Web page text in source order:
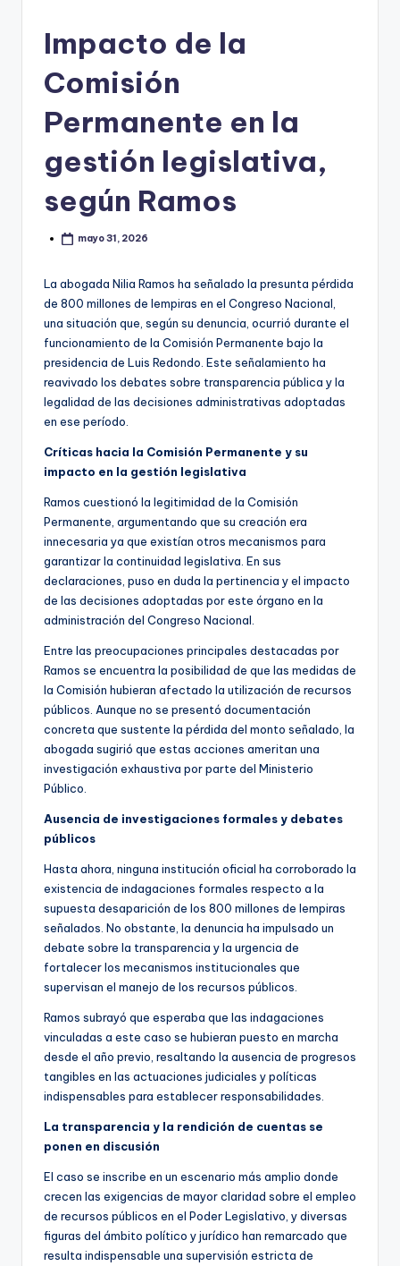
Impacto de la
Comisión
Permanente en la
gestión legislativa,
según Ramos
mayo 31, 2026
La abogada Nilia Ramos ha señalado la presunta pérdida
de 800 millones de lempiras en el Congreso Nacional,
una situación que, según su denuncia, ocurrió durante el
funcionamiento de la Comisión Permanente bajo la
presidencia de Luis Redondo. Este señalamiento ha
reavivado los debates sobre transparencia pública y la
legalidad de las decisiones administrativas adoptadas
en ese período.
Críticas hacia la Comisión Permanente y su
impacto en la gestión legislativa
Ramos cuestionó la legitimidad de la Comisión
Permanente, argumentando que su creación era
innecesaria ya que existían otros mecanismos para
garantizar la continuidad legislativa. En sus
declaraciones, puso en duda la pertinencia y el impacto
de las decisiones adoptadas por este órgano en la
administración del Congreso Nacional.
Entre las preocupaciones principales destacadas por
Ramos se encuentra la posibilidad de que las medidas de
la Comisión hubieran afectado la utilización de recursos
públicos. Aunque no se presentó documentación
concreta que sustente la pérdida del monto señalado, la
abogada sugirió que estas acciones ameritan una
investigación exhaustiva por parte del Ministerio
Público.
Ausencia de investigaciones formales y debates
públicos
Hasta ahora, ninguna institución oficial ha corroborado la
existencia de indagaciones formales respecto a la
supuesta desaparición de los 800 millones de lempiras
señalados. No obstante, la denuncia ha impulsado un
debate sobre la transparencia y la urgencia de
fortalecer los mecanismos institucionales que
supervisan el manejo de los recursos públicos.
Ramos subrayó que esperaba que las indagaciones
vinculadas a este caso se hubieran puesto en marcha
desde el año previo, resaltando la ausencia de progresos
tangibles en las actuaciones judiciales y políticas
indispensables para establecer responsabilidades.
La transparencia y la rendición de cuentas se
ponen en discusión
El caso se inscribe en un escenario más amplio donde
crecen las exigencias de mayor claridad sobre el empleo
de recursos públicos en el Poder Legislativo, y diversas
figuras del ámbito político y jurídico han remarcado que
resulta indispensable una supervisión estricta de